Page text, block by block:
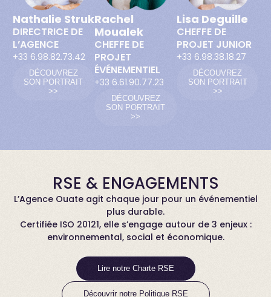
Nathalie Struk
DIRECTRICE DE
L’AGENCE
+33 6.98.82.73.42
DÉCOUVREZ
SON PORTRAIT
>>
Rachel
Moualek
CHEFFE DE
PROJET
ÉVÉNEMENTIEL
+33 6.61.90.77.23
DÉCOUVREZ
SON PORTRAIT
>>
Lisa Deguille
CHEFFE DE
PROJET JUNIOR
+33 6.98.38.18.27
DÉCOUVREZ
SON PORTRAIT
>>
RSE & ENGAGEMENTS
L’Agence Ouate agit chaque jour pour un événementiel
plus durable.
Certifiée ISO 20121, elle s’engage autour de 3 enjeux :
environnemental, social et économique.
Lire notre Charte RSE
Découvrir notre Politique RSE